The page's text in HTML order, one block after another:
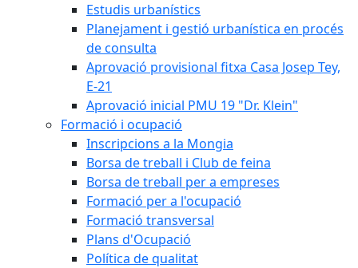
Estudis urbanístics
Planejament i gestió urbanística en procés
de consulta
Aprovació provisional fitxa Casa Josep Tey,
E-21
Aprovació inicial PMU 19 "Dr. Klein"
Formació i ocupació
Inscripcions a la Mongia
Borsa de treball i Club de feina
Borsa de treball per a empreses
Formació per a l'ocupació
Formació transversal
Plans d'Ocupació
Política de qualitat